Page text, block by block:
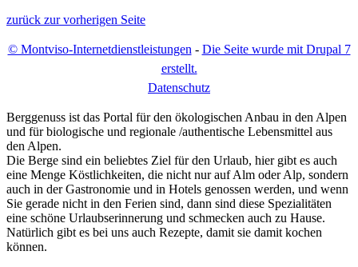
zurück zur vorherigen Seite
© Montviso-Internetdienstleistungen - Die Seite wurde mit Drupal 7
erstellt.
Datenschutz
Berggenuss ist das Portal für den ökologischen Anbau in den Alpen
und für biologische und regionale /authentische Lebensmittel aus
den Alpen.
Die Berge sind ein beliebtes Ziel für den Urlaub, hier gibt es auch
eine Menge Köstlichkeiten, die nicht nur auf Alm oder Alp, sondern
auch in der Gastronomie und in Hotels genossen werden, und wenn
Sie gerade nicht in den Ferien sind, dann sind diese Spezialitäten
eine schöne Urlaubserinnerung und schmecken auch zu Hause.
Natürlich gibt es bei uns auch Rezepte, damit sie damit kochen
können.